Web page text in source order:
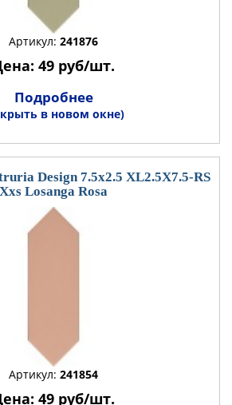
Артикул: 241876
49 руб/шт.
Подробнее
в новом окне)
Design 7.5x2.5 XL2.5X7.5-RS
Xxs Losanga Rosa
Артикул: 241854
49 руб/шт.